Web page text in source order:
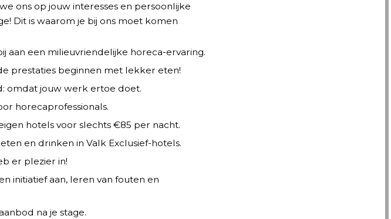
ons op jouw interesses en persoonlijke
Dit is waarom je bij ons moet komen
aan een milieuvriendelijke horeca-ervaring.
prestaties beginnen met lekker eten!
omdat jouw werk ertoe doet.
horecaprofessionals.
hotels voor slechts €85 per nacht.
en drinken in Valk Exclusief-hotels.
er plezier in!
initiatief aan, leren van fouten en
na je stage.